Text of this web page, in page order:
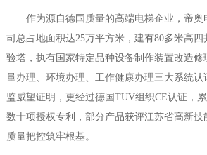
作为源自德国质量的高端电梯企业，帝奥
司总占地面积达25万平方米，建有80多米高
验塔，执有国家特定品种设备制作装置改造
量办理、环境办理、工作健康办理三大系统
监威望证明，更经过德国TUV组织CE认证，
数十项授权专利，部分产品获评江苏省高新
质量把控筑牢根基。